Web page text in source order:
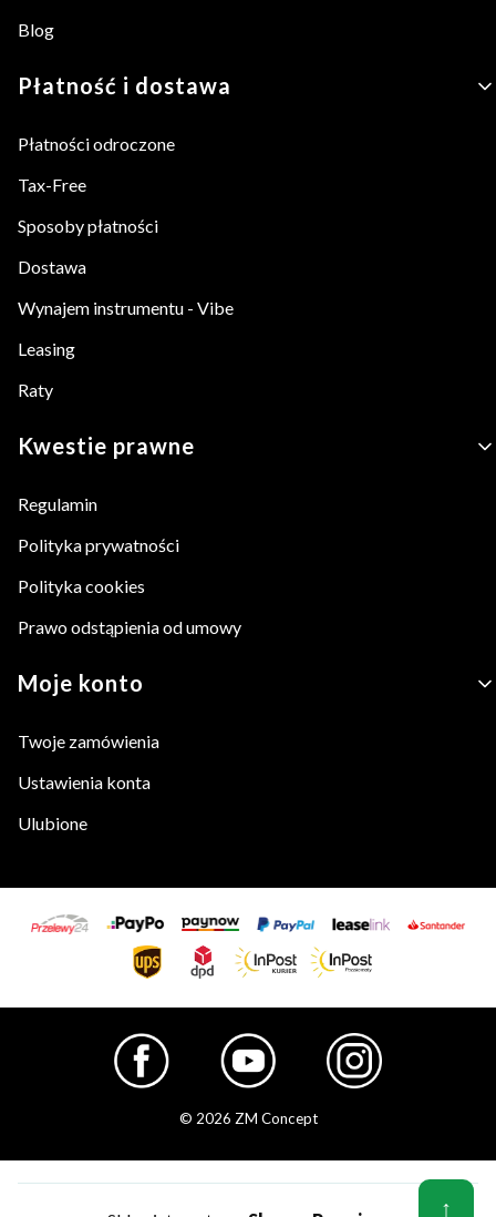
Blog
Płatność i dostawa
Płatności odroczone
Tax-Free
Sposoby płatności
Dostawa
Wynajem instrumentu - Vibe
Leasing
Raty
Kwestie prawne
Regulamin
Polityka prywatności
Polityka cookies
Prawo odstąpienia od umowy
Moje konto
Twoje zamówienia
Ustawienia konta
Ulubione
© 2026 ZM Concept
↑